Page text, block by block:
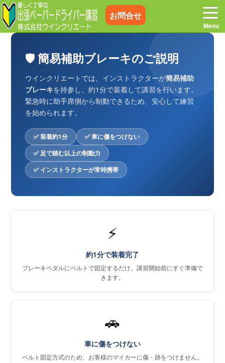
お問合せ
ホーム お電話はこちら
プログラム
お客様の声 コラム&トピックス
よくある質問
出張地域 メディア紹介
簡易補助ブレーキと
🛡️ 簡易補助ブレーキのご説明
ウインクリエートでは、インストラクターが簡易補助
ブレーキを持参し、約1分で装着して講習を行います。
緊急時に助手席側から制動できるため、安心して練習
を始められます。
✅ 装着約1分
✅ 車に傷をつけない
✅ 足で踏む以上の制動力
✅ インストラクターが常時携帯
⚡
約1分で装着完了
ブレーキペダルにベルトで固定するだけ。講習開始前にすぐ準備で
きます。
🚗
車に傷をつけない
ベルト固定方式のため、お客様のマイカーに傷・跡をつけません。